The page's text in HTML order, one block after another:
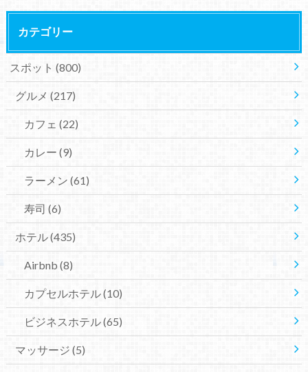
カテゴリー
スポット (800)
グルメ (217)
カフェ (22)
カレー (9)
ラーメン (61)
寿司 (6)
ホテル(435)
Airbnb (8)
カプセルホテル(10)
ビジネスホテル(65)
マッサージ (5)